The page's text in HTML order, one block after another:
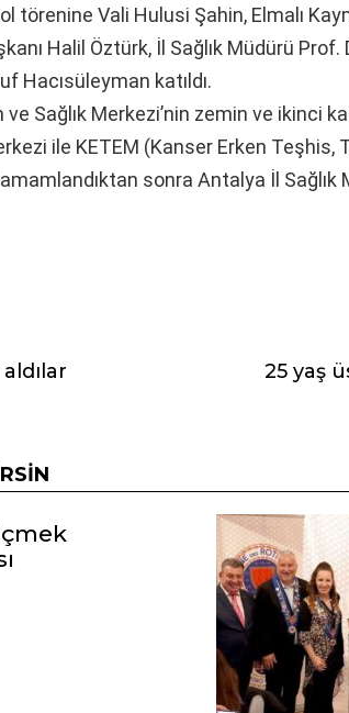
törenine Vali Hulusi Şahin, Elmalı
Halil Öztürk, İl Sağlık Müdürü
Hacısüleyman katıldı.
ve Sağlık Merkezi’nin zemin ve ikinci
ile KETEM (Kanser Erken Teşhis,
sonra Antalya İl Sağlık
25 yaş